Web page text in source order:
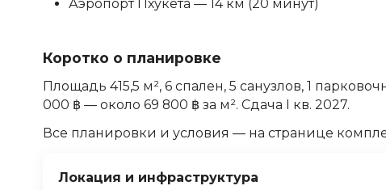
Аэропорт Пхукета — 14 км (20 минут)
Коротко о планировке
Площадь 415,5 м², 6 спален, 5 санузлов, 1
000 ฿ — около 69 800 ฿ за м². Сдача I кв. 2027.
Все планировки и условия — на странице
Локация и инфраструктура